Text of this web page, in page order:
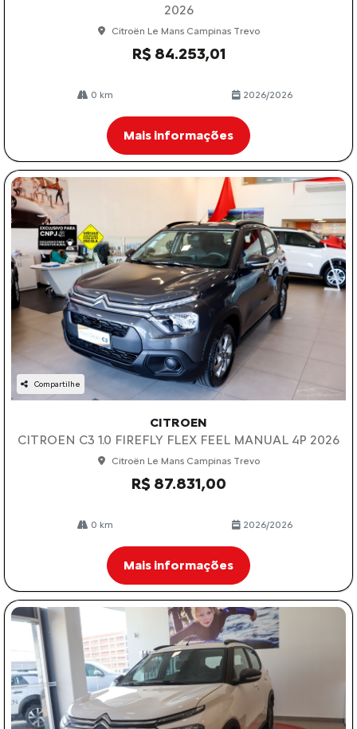
2026
Citroën Le Mans Campinas Trevo
R$ 84.253,01
0 km 2026/2026
Mais informações
Compartilhe
CITROEN
CITROEN C3 1.0 FIREFLY FLEX FEEL MANUAL 4P 2026
Citroën Le Mans Campinas Trevo
R$ 87.831,00
0 km 2026/2026
Mais informações